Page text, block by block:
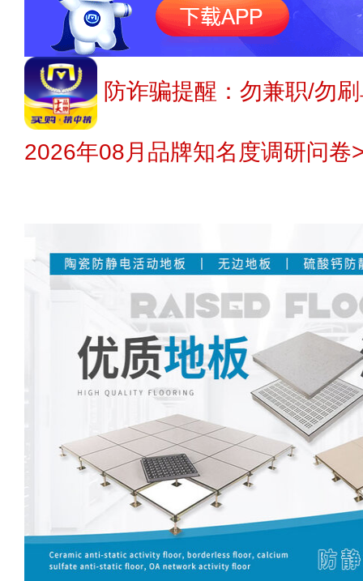
防诈骗提醒：勿兼职/勿
2026年08月品牌知名度调研问卷